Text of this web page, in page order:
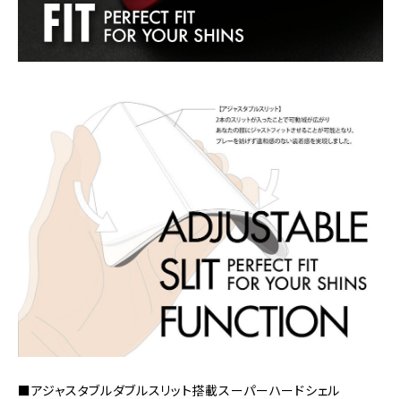
■アジャスタブルダブルスリット搭載スーパーハードシェル